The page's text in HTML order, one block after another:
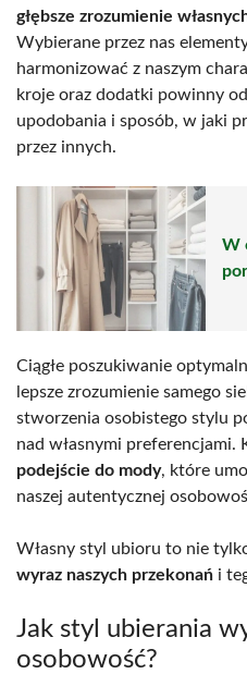
głębsze zrozumienie
Wybierane przez nas
harmonizować z naszym
kroje oraz dodatki powinny
upodobania i sposób, w jaki
przez innych.
W
Ciągłe poszukiwanie
lepsze zrozumienie samego
stworzenia osobistego stylu
nad własnymi preferencjami.
podejście do mody, które
naszej autentycznej
Własny styl ubioru to nie
wyraz naszych przekonań i
Jak styl ubierania
osobowość?